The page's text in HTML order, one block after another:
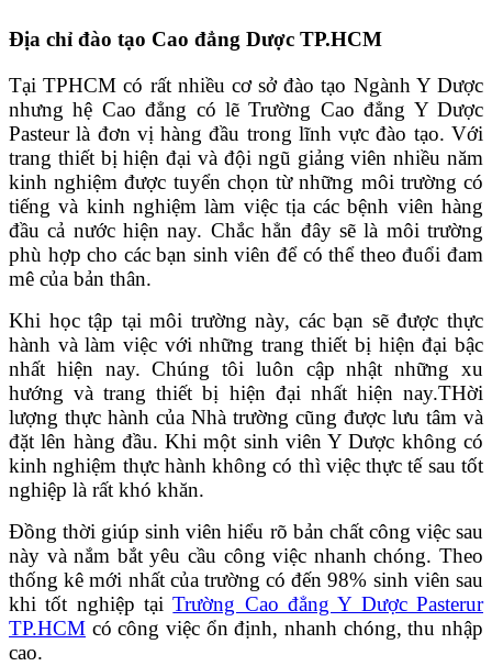
Địa chỉ đào tạo Cao đẳng Dược TP.HCM
Tại TPHCM có rất nhiều cơ sở đào tạo Ngành Y Dược
nhưng hệ Cao đẳng có lẽ Trường Cao đẳng Y Dược
Pasteur là đơn vị hàng đầu trong lĩnh vực đào tạo. Với
trang thiết bị hiện đại và đội ngũ giảng viên nhiều năm
kinh nghiệm được tuyển chọn từ những môi trường có
tiếng và kinh nghiệm làm việc tịa các bệnh viên hàng
đầu cả nước hiện nay. Chắc hẳn đây sẽ là môi trường
phù hợp cho các bạn sinh viên để có thể theo đuổi đam
mê của bản thân.
Khi học tập tại môi trường này, các bạn sẽ được thực
hành và làm việc với những trang thiết bị hiện đại bậc
nhất hiện nay. Chúng tôi luôn cập nhật những xu
hướng và trang thiết bị hiện đại nhất hiện nay.THời
lượng thực hành của Nhà trường cũng được lưu tâm và
đặt lên hàng đầu. Khi một sinh viên Y Dược không có
kinh nghiệm thực hành không có thì việc thực tế sau tốt
nghiệp là rất khó khăn.
Đồng thời giúp sinh viên hiểu rõ bản chất công việc sau
này và nắm bắt yêu cầu công việc nhanh chóng. Theo
thống kê mới nhất của trường có đến 98% sinh viên sau
khi tốt nghiệp tạiTrường Cao đẳng Y Dược Pasterur
TP.HCM có công việc ổn định, nhanh chóng, thu nhập
cao.